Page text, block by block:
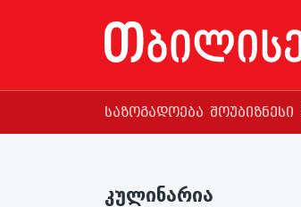
საზოგადოება შოუბიზნესი
კულინარია